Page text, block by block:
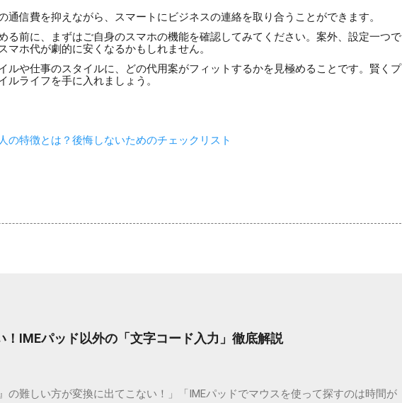
通信費を抑えながら、スマートにビジネスの連絡を取り合うことができます。
る前に、まずはご自身のスマホの機能を確認してみてください。案外、設定一つで
ホ代が劇的に安くなるかもしれません。
ルや仕事のスタイルに、どの代用案がフィットするかを見極めることです。賢くプ
ルライフを手に入れましょう。
の特徴とは？後悔しないためのチェックリスト
IMEパッド以外の「文字コード入力」徹底解説
の難しい方が変換に出てこない！」「IMEパッドでマウスを使って探すのは時間が